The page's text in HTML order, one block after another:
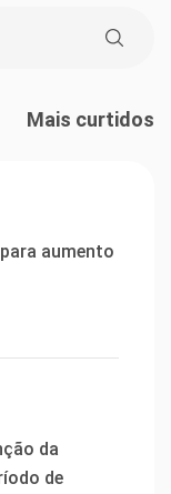
Mais curtidos
aumento
da
de